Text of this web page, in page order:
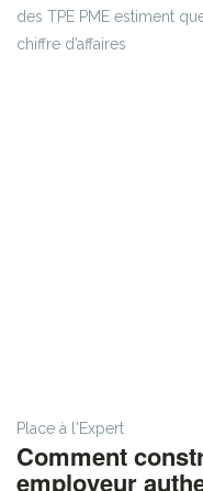
des TPE PME estiment
chiffre d’affaires
Place à l'Expert
Comment
employeur